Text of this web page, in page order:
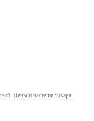
Цены и наличие товара